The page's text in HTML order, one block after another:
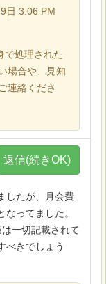
日 3:06 PM
で処理された
場合や、見知
連絡くださ
返信(続きOK)
したが、月会費
ってました。
一切記載されて
べきでしょう